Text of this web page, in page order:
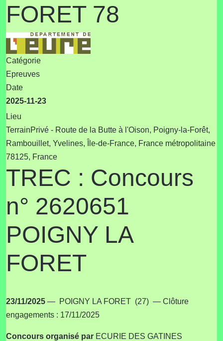
FORET 78
Catégorie
Epreuves
Date
2025-11-23
Lieu
TerrainPrivé - Route de la Butte à l'Oison, Poigny-la-Forêt,
Rambouillet, Yvelines, Île-de-France, France métropolitaine
78125, France
TREC : Concours
n° 2620651
POIGNY LA
FORET
23/11/2025 — POIGNY LA FORET (27) — Clôture
engagements : 17/11/2025
Concours organisé par ECURIE DES GATINES